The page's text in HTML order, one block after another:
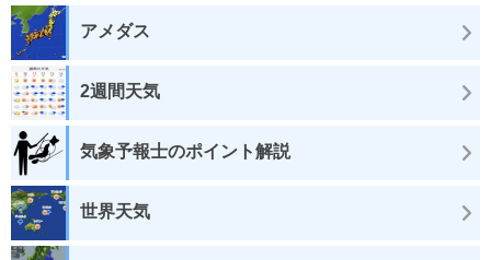
アメダス
2週間天気
気象予報士のポイント解説
世界天気